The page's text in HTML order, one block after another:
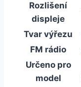
Rozlišení
displeje
Tvar výřezu
FM rádio
Určeno pro
model